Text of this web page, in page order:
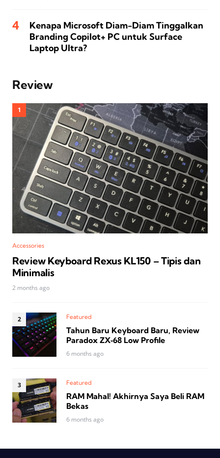
Kenapa Microsoft Diam-Diam Tinggalkan
Branding Copilot+ PC untuk Surface
Laptop Ultra?
Review
Accessories
Review Keyboard Rexus KL150 – Tipis dan
Minimalis
2 months ago
Featured
Tahun Baru Keyboard Baru, Review
Paradox ZX‑68 Low Profile
6 months ago
Featured
RAM Mahal! Akhirnya Saya Beli RAM
Bekas
6 months ago